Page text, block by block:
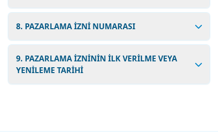
8. PAZARLAMA İZNİ NUMARASI
9. PAZARLAMA İZNİNİN İLK VERİLME VEYA
YENİLEME TARİHİ